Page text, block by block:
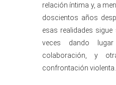
relación íntima y, a
doscientos años
esas realidades
veces dando
colaboración, y
confrontación violenta.